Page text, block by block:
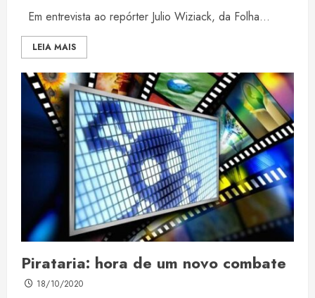
Em entrevista ao repórter Julio Wiziack, da Folha...
LEIA MAIS
Pirataria: hora de um novo combate
18/10/2020